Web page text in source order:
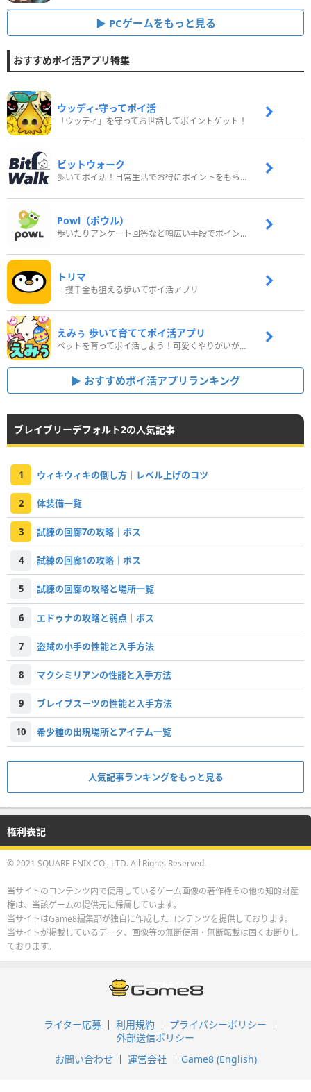
PCゲームをもっと見る
おすすめポイ活アプリ特集
ウッディ‐守ってポイ活
「ウッディ」を守ってお世話してポイントゲット！
ビットウォーク
歩いてポイ活！日常生活でお得にポイントをもらおう
Powl（ポウル）
歩いたりアンケート回答など幅広い手段でポイントをゲット
トリマ
一攫千金も狙える歩いてポイ活アプリ
えみぅ 歩いて育ててポイ活アプリ
ペットを育ってポイ活しよう！可愛くやりがいがある新感覚アプリ
おすすめポイ活アプリランキング
ブレイブリーデフォルト2の人気記事
1 ウィキウィキの倒し方｜レベル上げのコツ
2 体装備一覧
3 試練の回廊7の攻略｜ボス
4 試練の回廊1の攻略｜ボス
5 試練の回廊の攻略と場所一覧
6 エドゥナの攻略と弱点｜ボス
7 盗賊の小手の性能と入手方法
8 マクシミリアンの性能と入手方法
9 ブレイブスーツの性能と入手方法
10 希少種の出現場所とアイテム一覧
人気記事ランキングをもっと見る
権利表記
© 2021 SQUARE ENIX CO., LTD. All Rights Reserved.
当サイトのコンテンツ内で使用しているゲーム画像の著作権その他の知的財産
権は、当該ゲームの提供元に帰属しています。
当サイトはGame8編集部が独自に作成したコンテンツを提供しております。
当サイトが掲載しているデータ、画像等の無断使用・無断転載は固くお断りし
ております。
ライター応募 利用規約
プライバシーポリシー
外部送信ポリシー
お問い合わせ
運営会社 Game8 (English)